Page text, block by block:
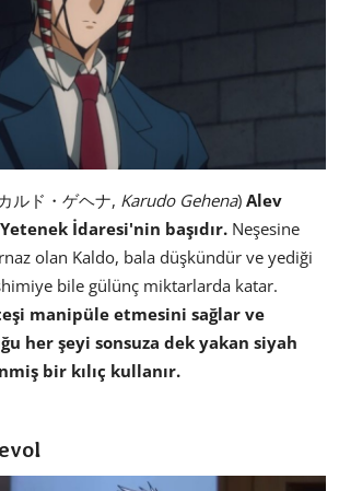
ルド・ゲヘナ, Karudo Gehena) Alev
İdaresi'nin başıdır. Neşesine
olan Kaldo, bala düşkündür ve yediği
bile gülünç miktarlarda katar.
manipüle etmesini sağlar ve
her şeyi sonsuza dek yakan siyah
bir kılıç kullanır.